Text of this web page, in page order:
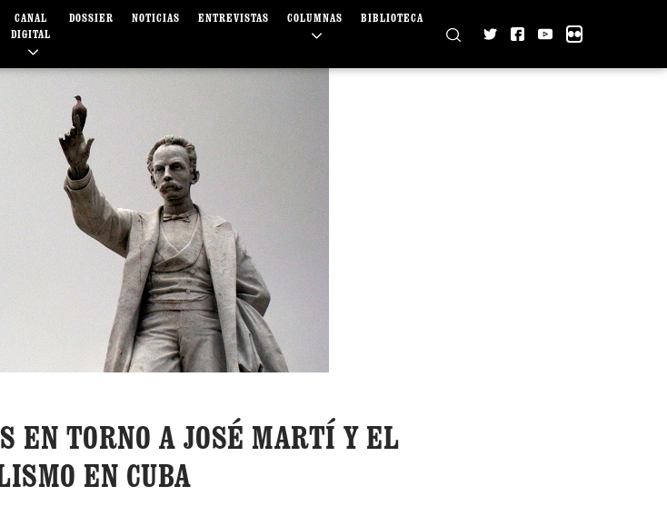
CANAL
DIGITAL
DOSSIER NOTICIAS ENTREVISTAS COLUMNAS BIBLIOTECA
EN TORNO A JOSÉ MARTÍ Y EL
EN CUBA